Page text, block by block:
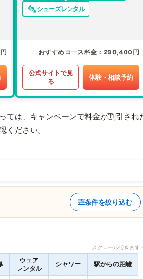
シューズレンタル
おすすめコース料金 290,400円
公式サイトで見
る
体験・相談予約
ては、キャンペーンで料金が割引され
ください。
条件を絞り込む
スクロールできま
ウェア
レンタル
シャワー 駅からの距離